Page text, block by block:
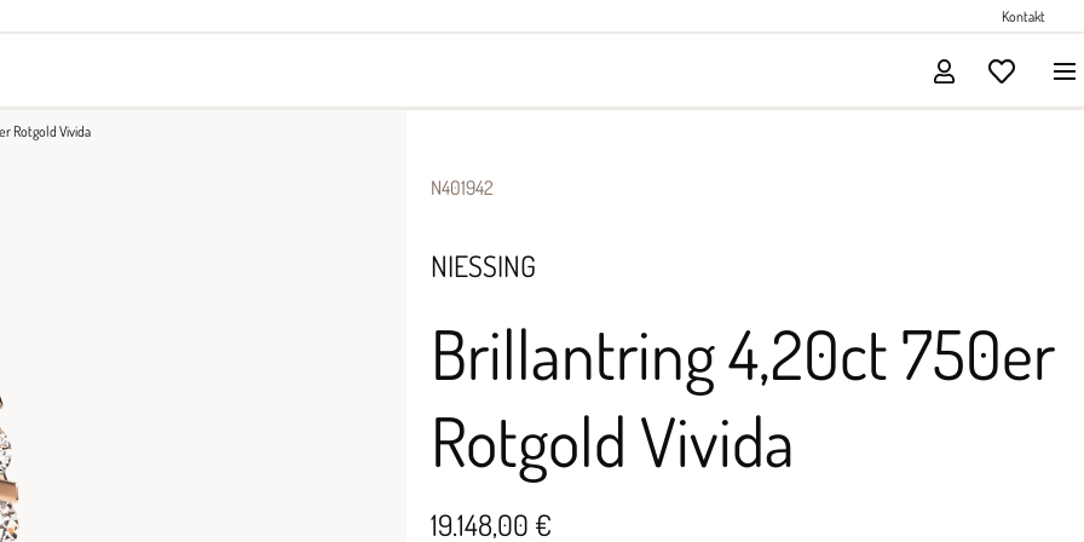
Kontakt
Rotgold Vivida
N401942
NIESSING
Brillantring 4,20ct 750er
Rotgold Vivida
19.148,00 €